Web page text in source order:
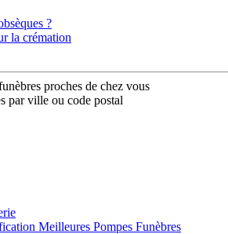
?
la crémation
proches de chez vous
par ville ou code postal
Meilleures Pompes Funèbres